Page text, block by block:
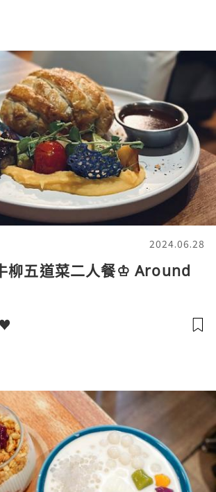
2024.06.28
柳五道菜二人餐♔ Around